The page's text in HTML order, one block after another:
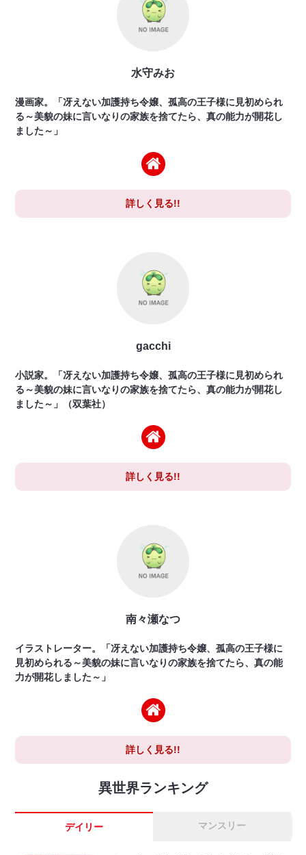
水守みお
漫画家。「冴えない加護持ち令嬢、孤高の王子様に見初められ
る～美貌の妹に言いなりの家族を捨てたら、真の能力が開花し
ました～」
詳しく見る!!
gacchi
小説家。「冴えない加護持ち令嬢、孤高の王子様に見初められ
る～美貌の妹に言いなりの家族を捨てたら、真の能力が開花し
ました～」（双葉社）
詳しく見る!!
南々瀬なつ
イラストレーター。「冴えない加護持ち令嬢、孤高の王子様に
見初められる～美貌の妹に言いなりの家族を捨てたら、真の能
力が開花しました～」
詳しく見る!!
異世界ランキング
デイリー マンスリー